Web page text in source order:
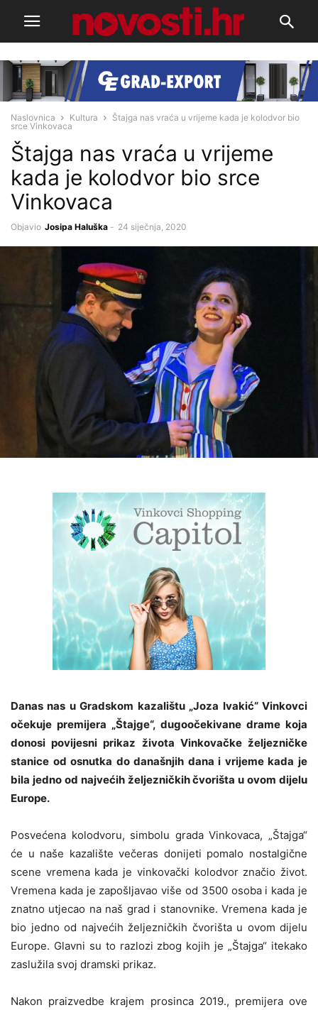
Naslovnica Kultura
Štajga nas vraća u vrijeme kada je kolodvor bio
srce Vinkovaca
Štajga nas vraća u vrijeme
kada je kolodvor bio srce
Vinkovaca
Objavio Josipa Haluška - 24 siječnja, 2020
Danas nas u Gradskom kazalištu „Joza Ivakić“ Vinkovci
očekuje premijera „Štajge“, dugoočekivane drame koja
donosi povijesni prikaz života Vinkovačke željezničke
stanice od osnutka do današnjih dana i vrijeme kada je
bila jedno od najvećih željezničkih čvorišta u ovom dijelu
Europe.
Posvećena kolodvoru, simbolu grada Vinkovaca, „Štajga“
će u naše kazalište večeras donijeti pomalo nostalgične
scene vremena kada je vinkovački kolodvor značio život.
Vremena kada je zapošljavao više od 3500 osoba i kada je
znatno utjecao na naš grad i stanovnike. Vremena kada je
bio jedno od najvećih željezničkih čvorišta u ovom dijelu
Europe. Glavni su to razlozi zbog kojih je „Štajga“ itekako
zaslužila svoj dramski prikaz.
Nakon praizvedbe krajem prosinca 2019., premijera ove